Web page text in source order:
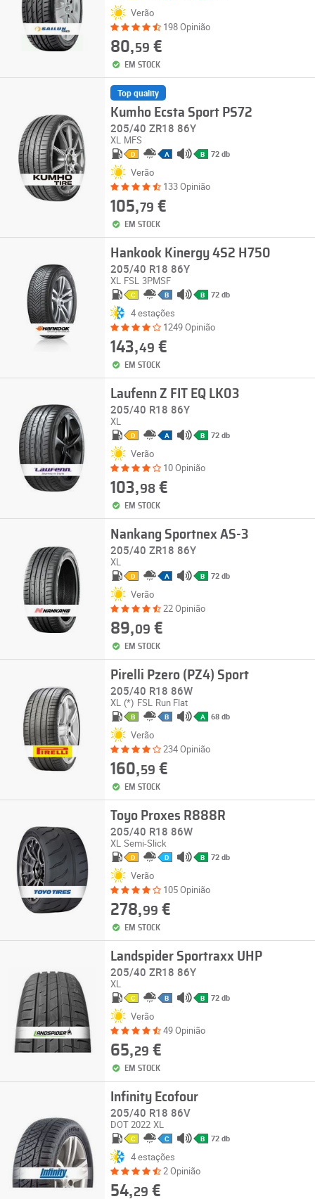
Verão
198 Opinião
80,59 €
EM STOCK
Top quality
Kumho Ecsta Sport PS72
205/40 ZR18 86Y
XL MFS
D A B 72 db
Verão
133 Opinião
105,79 €
EM STOCK
Hankook Kinergy 4S2 H750
205/40 R18 86Y
XL FSL 3PMSF
C B B 72 db
4 estações
1249 Opinião
143,49 €
EM STOCK
Laufenn Z FIT EQ LK03
205/40 R18 86Y
XL
D A B 72 db
Verão
10 Opinião
103,98€
EM STOCK
Nankang Sportnex AS-3
205/40 ZR18 86Y
XL
D A B 72 db
Verão
22 Opinião
89,09 €
EM STOCK
Pirelli Pzero (PZ4) Sport
205/40 R18 86W
XL (*) FSL Run Flat
B B A 68 db
Verão
234 Opinião
160,59 €
EM STOCK
Toyo Proxes R888R
205/40 R18 86W
XL Semi-Slick
D D B 72 db
Verão
105 Opinião
278,99 €
EM STOCK
Landspider Sportraxx UHP
205/40 ZR18 86Y
XL
C B B 72 db
Verão
49 Opinião
65,29 €
EM STOCK
Infinity Ecofour
205/40 R18 86V
DOT 2022 XL
C C B 72 db
4 estações
2 Opinião
54,29 €